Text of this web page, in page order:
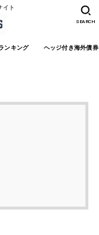
イト
ンキング ヘッジ付き海外債
SEARCH